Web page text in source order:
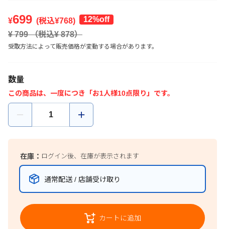
¥699 (税込¥768)
12%off
¥ 799（税込¥878）
受取方法によって販売価格が変動する場合があります。
数量
この商品は、一度につき「お1人様10点限り」です。
在庫： ログイン後、在庫が表示されます
通常配送 / 店舗受け取り
カートに追加